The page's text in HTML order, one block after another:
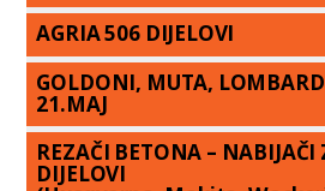
AGRIA 506 DIJELOVI
GOLDONI, MUTA,
21.MAJ
REZAČI BETONA – NABIJAČI
DIJELOVI